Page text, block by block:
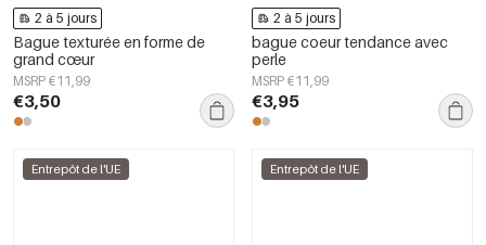
2 à 5 jours
Bague texturée en forme de
grand cœur
MSRP €11,99
€3,50
2 à 5 jours
bague coeur tendance avec
perle
MSRP €11,99
€3,95
Entrepôt de l'UE Entrepôt de l'UE